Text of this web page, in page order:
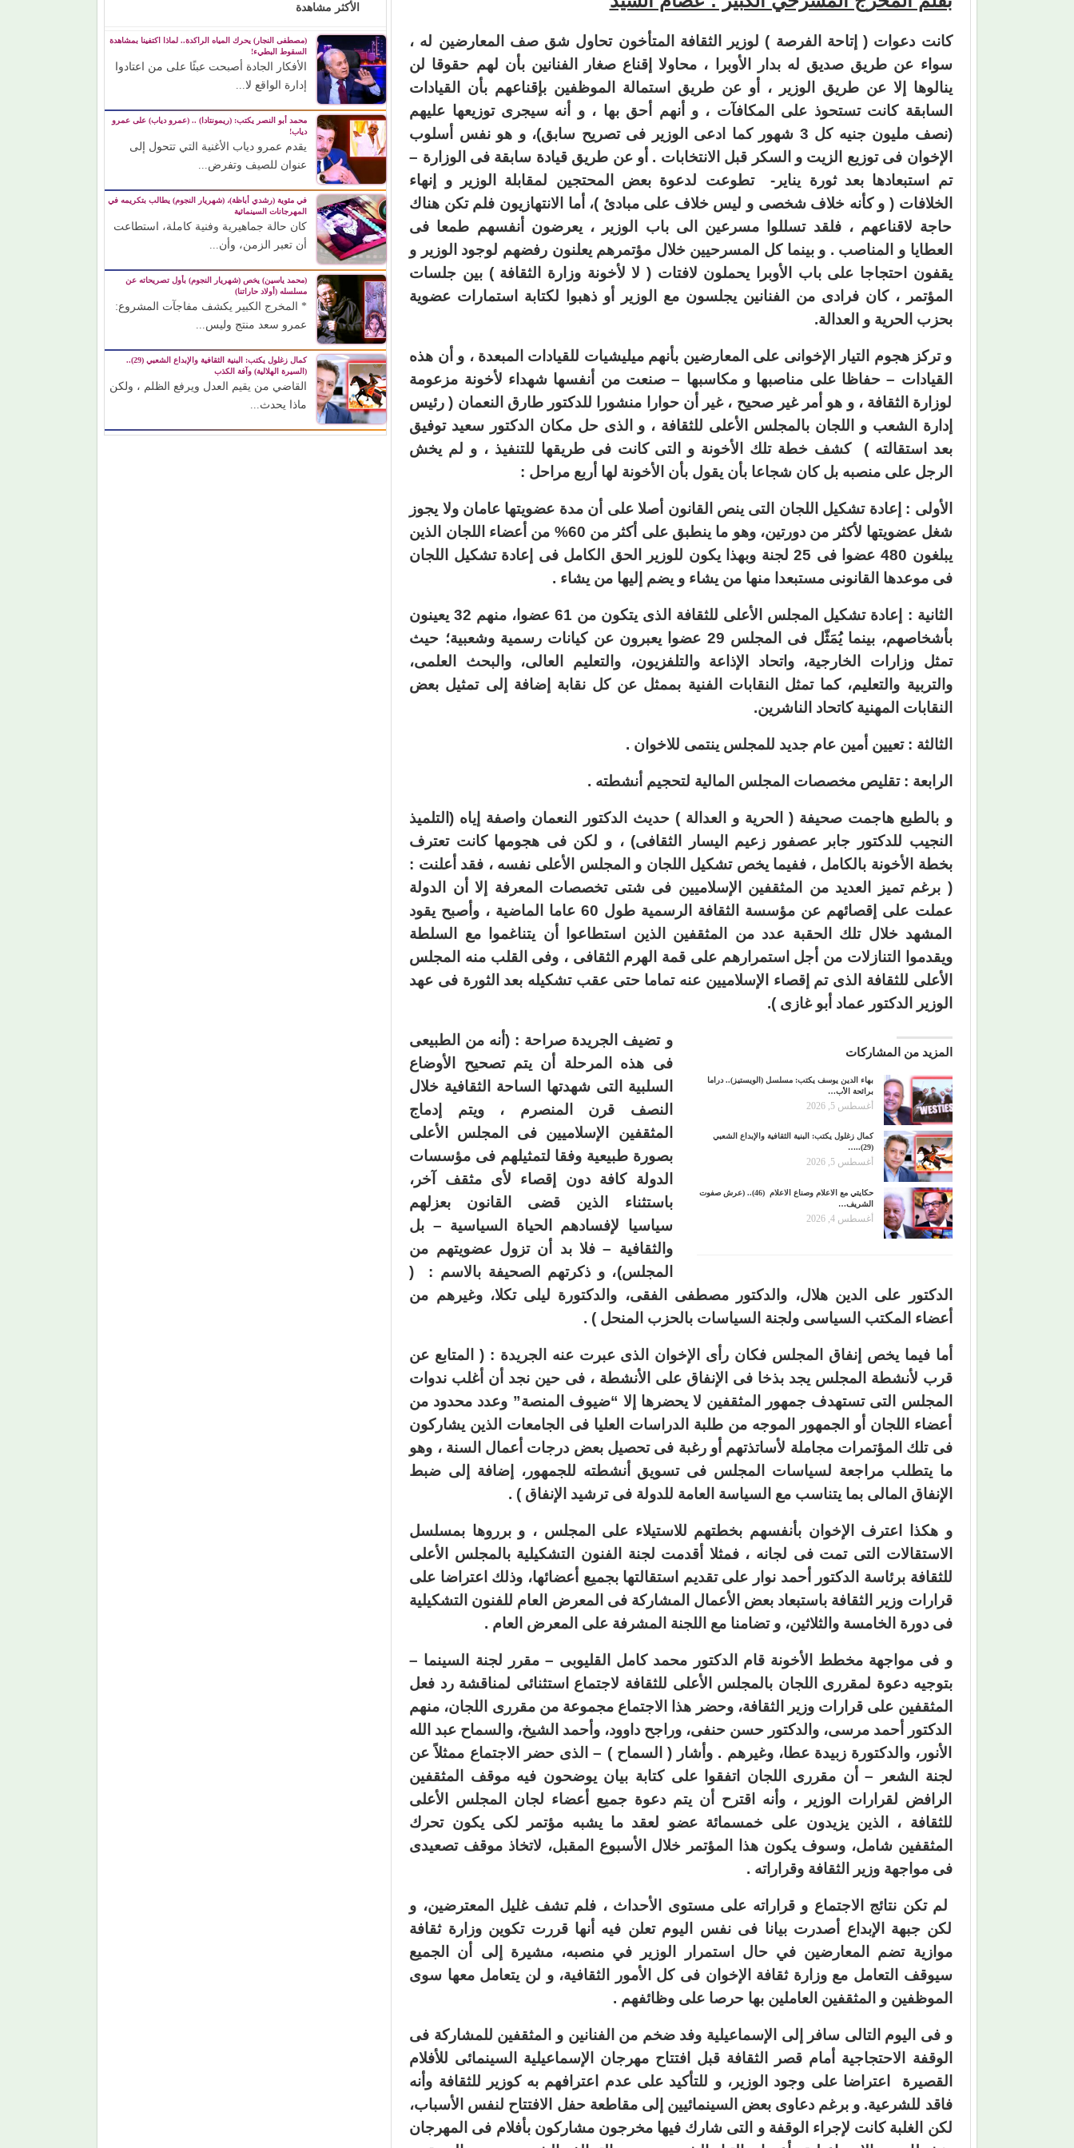
كانت دعوات ( إتاحة الفرصة ) لوزير الثقافة المتأخون تحاول شق صف المعارضين له ،
سواء عن طريق صديق له بدار الأوبرا ، محاولا إقناع صغار الفنانين بأن لهم حقوقا لن
ينالوها إلا عن طريق الوزير ، أو عن طريق استمالة الموظفين بإقناعهم بأن القيادات
السابقة كانت تستحوذ على المكافآت ، و أنهم أحق بها ، و أنه سيجرى توزيعها عليهم
(نصف مليون جنيه كل 3 شهور كما ادعى الوزير فى تصريح سابق)، و هو نفس أسلوب
الإخوان فى توزيع الزيت و السكر قبل الانتخابات . أو عن طريق قيادة سابقة فى الوزارة –
تم استبعادها بعد ثورة يناير- تطوعت لدعوة بعض المحتجين لمقابلة الوزير و إنهاء
الخلافات ( و كأنه خلاف شخصى و ليس خلاف على مبادئ )، أما الانتهازيون فلم تكن هناك
حاجة لاقناعهم ، فلقد تسللوا مسرعين الى باب الوزير ، يعرضون أنفسهم طمعا فى
العطايا و المناصب . و بينما كل المسرحيين خلال مؤتمرهم يعلنون رفضهم لوجود الوزير و
يقفون احتجاجا على باب الأوبرا يحملون لافتات ( لا لأخونة وزارة الثقافة ) بين جلسات
المؤتمر ، كان فرادى من الفنانين يجلسون مع الوزير أو ذهبوا لكتابة استمارات عضوية
بحزب الحرية و العدالة.
و تركز هجوم التيار الإخوانى على المعارضين بأنهم ميليشيات للقيادات المبعدة ، و أن هذه
القيادات – حفاظا على مناصبها و مكاسبها – صنعت من أنفسها شهداء لأخونة مزعومة
لوزارة الثقافة ، و هو أمر غير صحيح ، غير أن حوارا منشورا للدكتور طارق النعمان ( رئيس
إدارة الشعب و اللجان بالمجلس الأعلى للثقافة ، و الذى حل مكان الدكتور سعيد توفيق
بعد استقالته ) كشف خطة تلك الأخونة و التى كانت فى طريقها للتنفيذ ، و لم يخش
الرجل على منصبه بل كان شجاعا بأن يقول بأن الأخونة لها أربع مراحل :
الأولى : إعادة تشكيل اللجان التى ينص القانون أصلا على أن مدة عضويتها عامان ولا يجوز
شغل عضويتها لأكثر من دورتين، وهو ما ينطبق على أكثر من 60% من أعضاء اللجان الذين
يبلغون 480 عضوا فى 25 لجنة وبهذا يكون للوزير الحق الكامل فى إعادة تشكيل اللجان
فى موعدها القانونى مستبعدا منها من يشاء و يضم إليها من يشاء .
الثانية : إعادة تشكيل المجلس الأعلى للثقافة الذى يتكون من 61 عضوا، منهم 32 يعينون
بأشخاصهم، بينما يُمَثّل فى المجلس 29 عضوا يعبرون عن كيانات رسمية وشعبية؛ حيث
تمثل وزارات الخارجية، واتحاد الإذاعة والتلفزيون، والتعليم العالى، والبحث العلمى،
والتربية والتعليم، كما تمثل النقابات الفنية بممثل عن كل نقابة إضافة إلى تمثيل بعض
النقابات المهنية كاتحاد الناشرين.
الثالثة : تعيين أمين عام جديد للمجلس ينتمى للاخوان .
الرابعة : تقليص مخصصات المجلس المالية لتحجيم أنشطته .
و بالطبع هاجمت صحيفة ( الحرية و العدالة ) حديث الدكتور النعمان واصفة إياه (التلميذ
النجيب للدكتور جابر عصفور زعيم اليسار الثقافى) ، و لكن فى هجومها كانت تعترف
بخطة الأخونة بالكامل ، ففيما يخص تشكيل اللجان و المجلس الأعلى نفسه ، فقد أعلنت :
( برغم تميز العديد من المثقفين الإسلاميين فى شتى تخصصات المعرفة إلا أن الدولة
عملت على إقصائهم عن مؤسسة الثقافة الرسمية طول 60 عاما الماضية ، وأصبح يقود
المشهد خلال تلك الحقبة عدد من المثقفين الذين استطاعوا أن يتناغموا مع السلطة
ويقدموا التنازلات من أجل استمرارهم على قمة الهرم الثقافى ، وفى القلب منه المجلس
الأعلى للثقافة الذى تم إقصاء الإسلاميين عنه تماما حتى عقب تشكيله بعد الثورة فى عهد
الوزير الدكتور عماد أبو غازى ).
المزيد من المشاركات
بهاء الدين يوسف يكتب: مسلسل (الويستيز).. دراما
برائحة الأب…
أغسطس 5, 2026
كمال زغلول يكتب: البنية الثقافية والإبداع الشعبي
(29)..…
أغسطس 5, 2026
حكايتي مع الاعلام وصناع الاعلام (46).. (عرش صفوت
الشريف…
أغسطس 4, 2026
و تضيف الجريدة صراحة : (أنه من الطبيعى
فى هذه المرحلة أن يتم تصحيح الأوضاع
السلبية التى شهدتها الساحة الثقافية خلال
النصف قرن المنصرم ، ويتم إدماج
المثقفين الإسلاميين فى المجلس الأعلى
بصورة طبيعية وفقا لتمثيلهم فى مؤسسات
الدولة كافة دون إقصاء لأى مثقف آخر،
باستثناء الذين قضى القانون بعزلهم
سياسيا لإفسادهم الحياة السياسية – بل
والثقافية – فلا بد أن تزول عضويتهم من
المجلس)، و ذكرتهم الصحيفة بالاسم : (
الدكتور على الدين هلال، والدكتور مصطفى الفقى، والدكتورة ليلى تكلا، وغيرهم من
أعضاء المكتب السياسى ولجنة السياسات بالحزب المنحل ) .
أما فيما يخص إنفاق المجلس فكان رأى الإخوان الذى عبرت عنه الجريدة : ( المتابع عن
قرب لأنشطة المجلس يجد بذخا فى الإنفاق على الأنشطة ، فى حين نجد أن أغلب ندوات
المجلس التى تستهدف جمهور المثقفين لا يحضرها إلا “ضيوف المنصة” وعدد محدود من
أعضاء اللجان أو الجمهور الموجه من طلبة الدراسات العليا فى الجامعات الذين يشاركون
فى تلك المؤتمرات مجاملة لأساتذتهم أو رغبة فى تحصيل بعض درجات أعمال السنة ، وهو
ما يتطلب مراجعة لسياسات المجلس فى تسويق أنشطته للجمهور، إضافة إلى ضبط
الإنفاق المالى بما يتناسب مع السياسة العامة للدولة فى ترشيد الإنفاق ) .
و هكذا اعترف الإخوان بأنفسهم بخطتهم للاستيلاء على المجلس ، و برروها بمسلسل
الاستقالات التى تمت فى لجانه ، فمثلا أقدمت لجنة الفنون التشكيلية بالمجلس الأعلى
للثقافة برئاسة الدكتور أحمد نوار على تقديم استقالتها بجميع أعضائها، وذلك اعتراضا على
قرارات وزير الثقافة باستبعاد بعض الأعمال المشاركة فى المعرض العام للفنون التشكيلية
فى دورة الخامسة والثلاثين، و تضامنا مع اللجنة المشرفة على المعرض العام .
و فى مواجهة مخطط الأخونة قام الدكتور محمد كامل القليوبى – مقرر لجنة السينما –
بتوجيه دعوة لمقررى اللجان بالمجلس الأعلى للثقافة لاجتماع استثنائى لمناقشة رد فعل
المثقفين على قرارات وزير الثقافة، وحضر هذا الاجتماع مجموعة من مقررى اللجان، منهم
الدكتور أحمد مرسى، والدكتور حسن حنفى، وراجح داوود، وأحمد الشيخ، والسماح عبد الله
الأنور، والدكتورة زبيدة عطا، وغيرهم . وأشار ( السماح ) – الذى حضر الاجتماع ممثلاً عن
لجنة الشعر – أن مقررى اللجان اتفقوا على كتابة بيان يوضحون فيه موقف المثقفين
الرافض لقرارات الوزير ، وأنه اقترح أن يتم دعوة جميع أعضاء لجان المجلس الأعلى
للثقافة ، الذين يزيدون على خمسمائة عضو لعقد ما يشبه مؤتمر لكى يكون تحرك
المثقفين شامل، وسوف يكون هذا المؤتمر خلال الأسبوع المقبل، لاتخاذ موقف تصعيدى
فى مواجهة وزير الثقافة وقراراته .
لم تكن نتائج الاجتماع و قراراته على مستوى الأحداث ، فلم تشف غليل المعترضين، و
لكن جبهة الإبداع أصدرت بيانا فى نفس اليوم تعلن فيه أنها قررت تكوين وزارة ثقافة
موازية تضم المعارضين في حال استمرار الوزير في منصبه، مشيرة إلى أن الجميع
سيوقف التعامل مع وزارة ثقافة الإخوان فى كل الأمور الثقافية، و لن يتعامل معها سوى
الموظفين و المثقفين العاملين بها حرصا على وظائفهم .
و فى اليوم التالى سافر إلى الإسماعيلية وفد ضخم من الفنانين و المثقفين للمشاركة فى
الوقفة الاحتجاجية أمام قصر الثقافة قبل افتتاح مهرجان الإسماعيلية السينمائى للأفلام
القصيرة اعتراضا على وجود الوزير، و للتأكيد على عدم اعترافهم به كوزير للثقافة وأنه
فاقد للشرعية. و برغم دعاوى بعض السينمائيين إلى مقاطعة حفل الافتتاح لنفس الأسباب،
لكن الغلبة كانت لإجراء الوقفة و التى شارك فيها مخرجون مشاركون بأفلام فى المهرجان
الأكثر مشاهدة
(مصطفى النجار) يحرك المياه الراكدة.. لماذا اكتفينا بمشاهدة
السقوط البطيء!
الأفكار الجادة أصبحت عبئًا على من اعتادوا
إدارة الواقع لا...
محمد أبو النصر يكتب: (ريمونتادا) .. (عمرو دياب) على عمرو
دياب!
يقدم عمرو دياب الأغنية التي تتحول إلى
عنوان للصيف وتفرض...
في مئوية (رشدي أباظة)، (شهريار النجوم) يطالب بتكريمه في
المهرجانات السينمائية
كان حالة جماهيرية وفنية كاملة، استطاعت
أن تعبر الزمن، وأن...
(محمد ياسين) يخص (شهريار النجوم) بأول تصريحاته عن
مسلسله (أولاد حاراتنا)
* المخرج الكبير يكشف مفاجآت المشروع:
عمرو سعد منتج وليس...
كمال زغلول يكتب: البنية الثقافية والإبداع الشعبي (29)..
(السيرة الهلالية) وآفة الكذب
القاضي من يقيم العدل ويرفع الظلم ، ولكن
ماذا يحدث...